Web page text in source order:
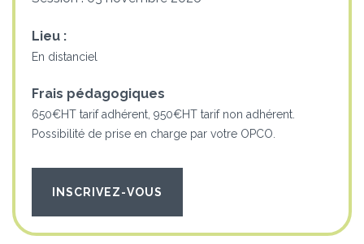
Lieu :
En distanciel
Frais pédagogiques
650€HT tarif adhérent, 950€HT tarif non adhérent.
Possibilité de prise en charge par votre OPCO.
INSCRIVEZ-VOUS